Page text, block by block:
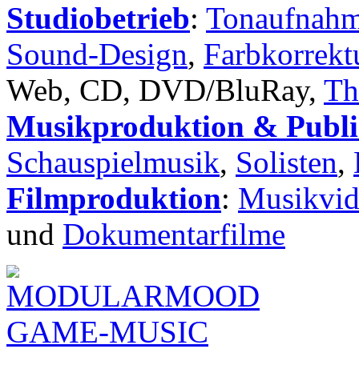
Studiobetrieb:
Sound-Design,
Web, CD, DVD/BluRay,
Musikproduktion &
Schauspielmusik, Solisten,
Filmproduktion:
und Dokumentarfilme